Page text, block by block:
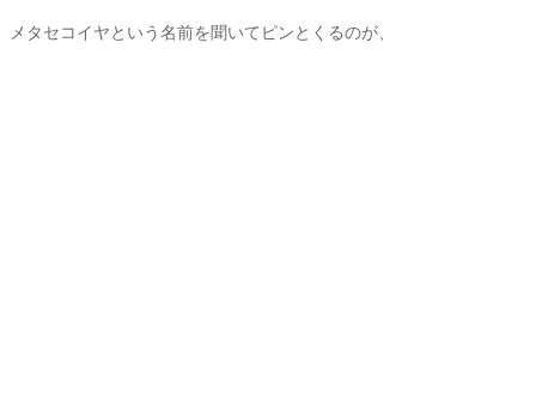
メタセコイヤという名前を聞いてピンとくるのが、